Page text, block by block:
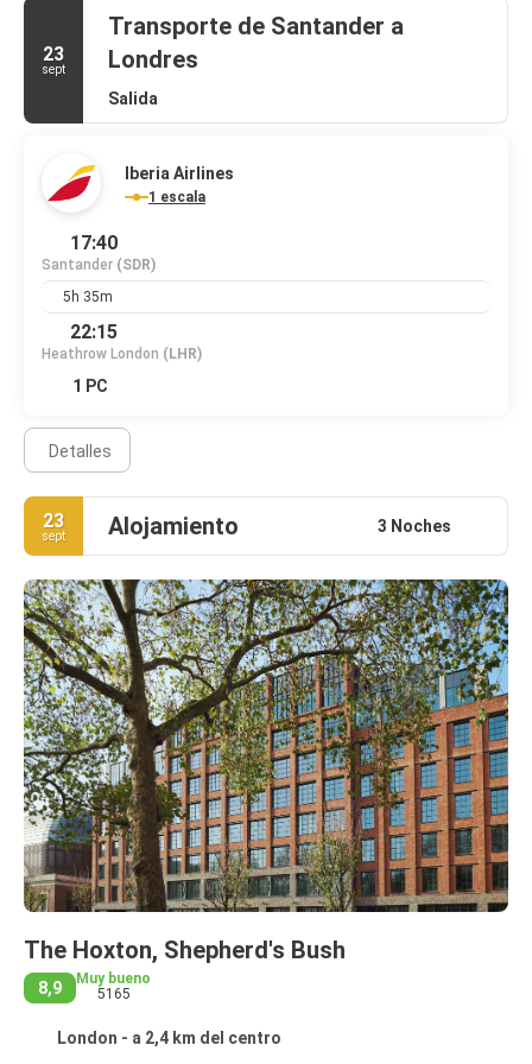
23
sept
Transporte de Santander a
Londres
Salida
Iberia Airlines
1 escala
17:40
Santander (SDR)
5h 35m
22:15
Heathrow London (LHR)
1 PC
Detalles
23
sept Alojamiento 3 Noches
The Hoxton, Shepherd's Bush
8,9
Muy bueno
5165
London - a 2,4 km del centro